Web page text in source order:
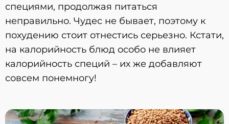
специями, продолжая питаться
неправильно. Чудес не бывает, поэтому к
похудению стоит отнестись серьезно. Кстати,
на калорийность блюд особо не влияет
калорийность специй – их же добавляют
совсем понемногу!